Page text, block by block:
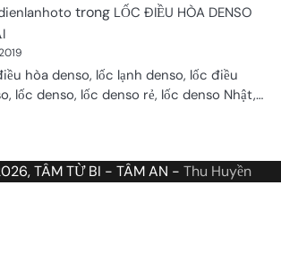
trong LỐC ĐIỀU HÒA DENSO
hòa denso, lốc lạnh denso, lốc điều
lốc denso, lốc denso rẻ, lốc denso Nhật,…
TÂM TỪ BI - TÂM AN - Thu Huyền